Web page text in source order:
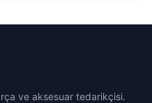
ve aksesuar tedarikçisi.